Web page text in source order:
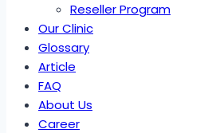
Reseller Program
Our Clinic
Glossary
Article
FAQ
About Us
Career